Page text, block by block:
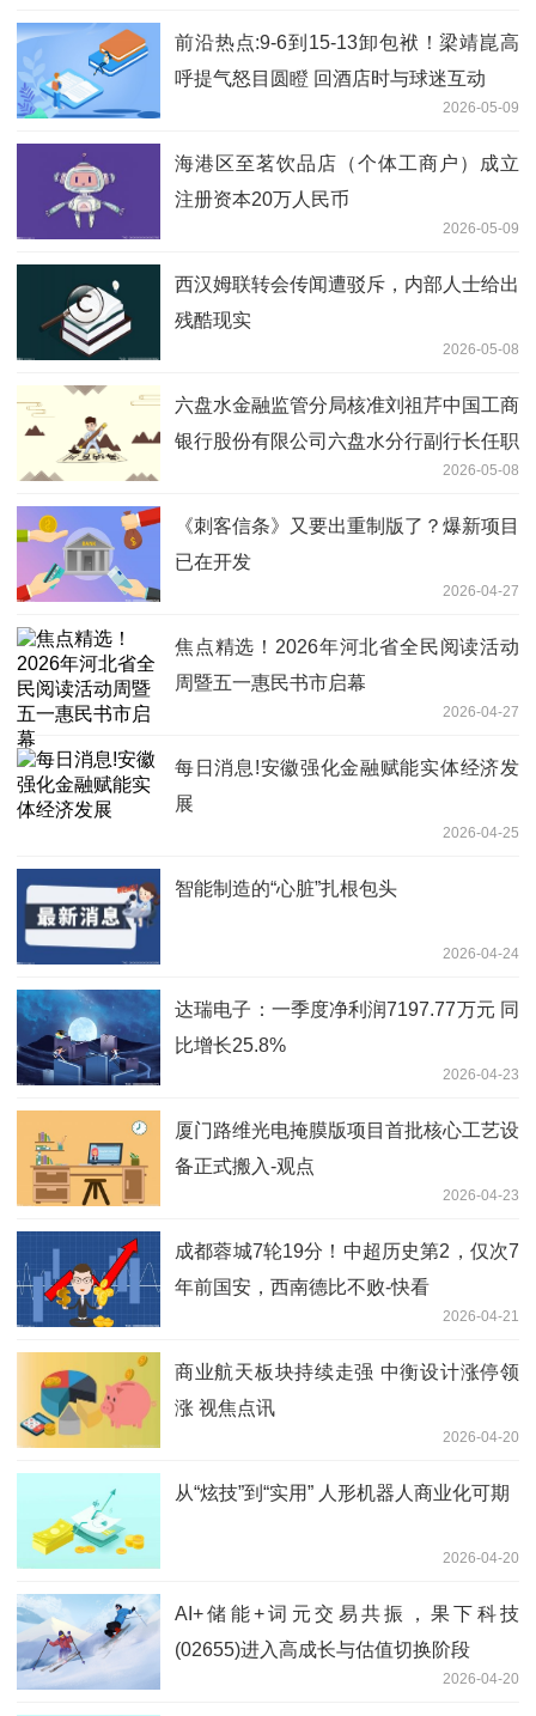
前沿热点:9-6到15-13卸包袱！梁靖崑高
呼提气怒目圆瞪 回酒店时与球迷互动
2026-05-09
海港区至茗饮品店（个体工商户）成立
注册资本20万人民币
2026-05-09
西汉姆联转会传闻遭驳斥，内部人士给出
残酷现实
2026-05-08
六盘水金融监管分局核准刘祖芹中国工商
银行股份有限公司六盘水分行副行长任职
2026-05-08
《刺客信条》又要出重制版了？爆新项目
已在开发
2026-04-27
焦点精选！2026年河北省全民阅读活动
周暨五一惠民书市启幕
2026-04-27
每日消息!安徽强化金融赋能实体经济发
展
2026-04-25
智能制造的“心脏”扎根包头
2026-04-24
达瑞电子：一季度净利润7197.77万元 同
比增长25.8%
2026-04-23
厦门路维光电掩膜版项目首批核心工艺设
备正式搬入-观点
2026-04-23
成都蓉城7轮19分！中超历史第2，仅次7
年前国安，西南德比不败-快看
2026-04-21
商业航天板块持续走强 中衡设计涨停领
涨 视焦点讯
2026-04-20
从“炫技”到“实用” 人形机器人商业化可期
2026-04-20
AI+储能+词元交易共振，果下科技
(02655)进入高成长与估值切换阶段
2026-04-20